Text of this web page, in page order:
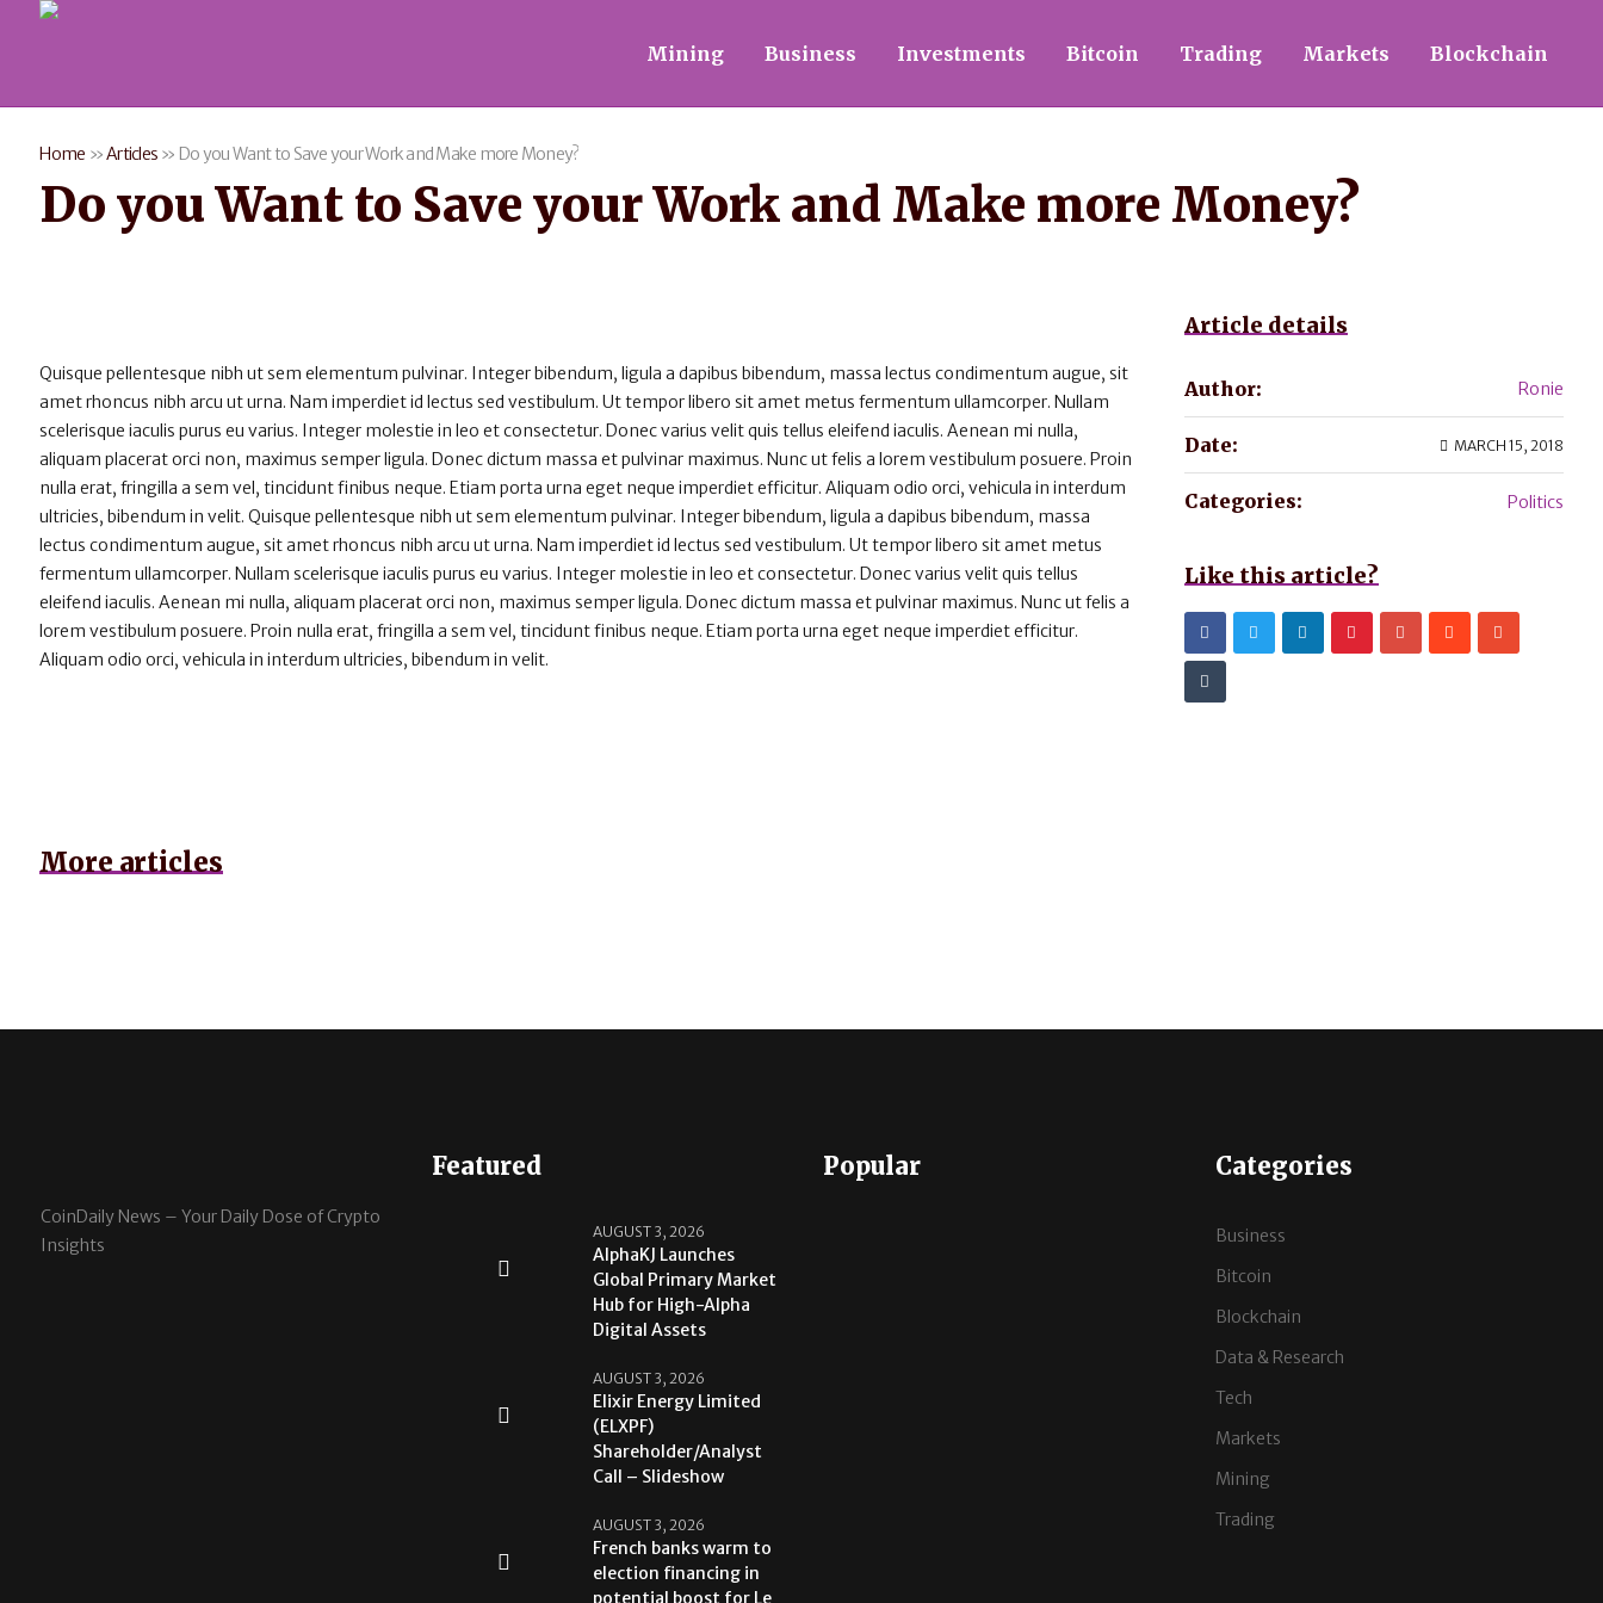
Mining Business Investments Bitcoin Trading Markets Blockchain
Home »Articles » Do you Want to Save your Work and Make more Money?
Do you Want to Save your Work and Make more Money?
Quisque pellentesque nibh ut sem elementum pulvinar. Integer bibendum, ligula a dapibus bibendum, massa lectus condimentum augue, sit
amet rhoncus nibh arcu ut urna. Nam imperdiet id lectus sed vestibulum. Ut tempor libero sit amet metus fermentum ullamcorper. Nullam
scelerisque iaculis purus eu varius. Integer molestie in leo et consectetur. Donec varius velit quis tellus eleifend iaculis. Aenean mi nulla,
aliquam placerat orci non, maximus semper ligula. Donec dictum massa et pulvinar maximus. Nunc ut felis a lorem vestibulum posuere. Proin
nulla erat, fringilla a sem vel, tincidunt finibus neque. Etiam porta urna eget neque imperdiet efficitur. Aliquam odio orci, vehicula in interdum
ultricies, bibendum in velit. Quisque pellentesque nibh ut sem elementum pulvinar. Integer bibendum, ligula a dapibus bibendum, massa
lectus condimentum augue, sit amet rhoncus nibh arcu ut urna. Nam imperdiet id lectus sed vestibulum. Ut tempor libero sit amet metus
fermentum ullamcorper. Nullam scelerisque iaculis purus eu varius. Integer molestie in leo et consectetur. Donec varius velit quis tellus
eleifend iaculis. Aenean mi nulla, aliquam placerat orci non, maximus semper ligula. Donec dictum massa et pulvinar maximus. Nunc ut felis a
lorem vestibulum posuere. Proin nulla erat, fringilla a sem vel, tincidunt finibus neque. Etiam porta urna eget neque imperdiet efficitur.
Aliquam odio orci, vehicula in interdum ultricies, bibendum in velit.
Article details
Author: Ronie
Date: MARCH 15, 2018
Categories: Politics
Like this article?
More articles
CoinDaily News – Your Daily Dose of Crypto
Insights
Featured
AUGUST 3, 2026
AlphaKJ Launches
Global Primary Market
Hub for High-Alpha
Digital Assets
AUGUST 3, 2026
Elixir Energy Limited
(ELXPF)
Shareholder/Analyst
Call – Slideshow
AUGUST 3, 2026
French banks warm to
election financing in
potential boost for Le
Popular Categories
Business
Bitcoin
Blockchain
Data & Research
Tech
Markets
Mining
Trading